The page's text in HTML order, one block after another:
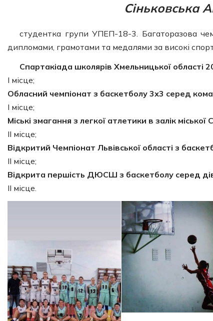
Сіньковська
студентка групи УПЕП-18-3. Багаторазова
дипломами, грамотами та медалями за високі
Спартакіада школярів Хмельницької області
І місце;
Обласний чемпіонат з баскетболу 3х3 серед
І місце;
Міські змагання з легкої атлетики в залік міської
ІІ місце;
Відкритий Чемпіонат Львівської області з
ІІ місце;
Відкрита першість ДЮСШ з баскетболу серед
ІІ місце.